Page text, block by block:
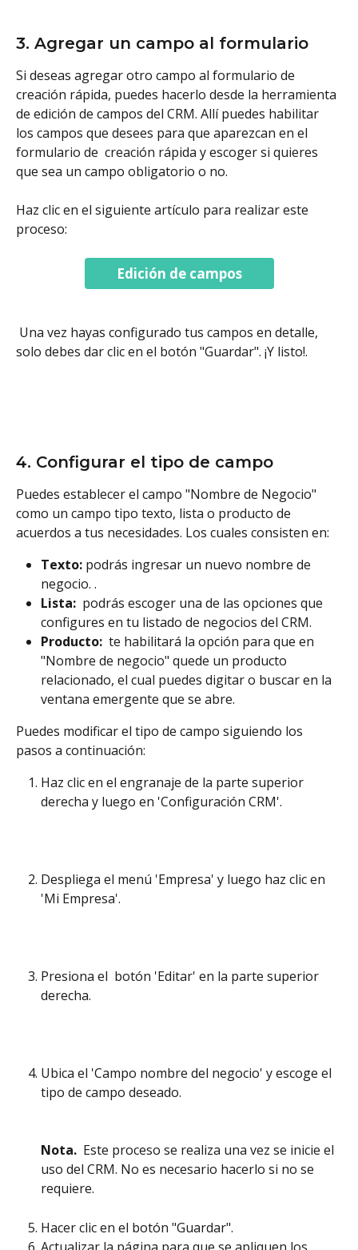
3. Agregar un campo al formulario
Si deseas agregar otro campo al formulario de
creación rápida, puedes hacerlo desde la herramienta
de edición de campos del CRM. Allí puedes habilitar
los campos que desees para que aparezcan en el
formulario de  creación rápida y escoger si quieres
que sea un campo obligatorio o no.
Haz clic en el siguiente artículo para realizar este
proceso:
Edición de campos
solo debes dar clic en el botón "Guardar". ¡Y listo!.
4. Configurar el tipo de campo
Puedes establecer el campo "Nombre de Negocio"
como un campo tipo texto, lista o producto de
acuerdos a tus necesidades. Los cuales consisten en:
Texto: podrás ingresar un nuevo nombre de
negocio. .
Lista:
  podrás escoger una de las opciones que
configures en tu listado de negocios del CRM.
Producto: te habilitará la opción para que en
"Nombre de negocio" quede un producto
relacionado, el cual puedes digitar o buscar en la
ventana emergente que se abre.
Puedes modificar el tipo de campo siguiendo los
pasos a continuación:
Haz clic en el engranaje de la parte superior
derecha y luego en 'Configuración CRM'.
Despliega el menú 'Empresa' y luego haz clic en
'Mi Empresa'.
Presiona el  botón 'Editar' en la parte superior
derecha.
Ubica el 'Campo nombre del negocio' y escoge el
tipo de campo deseado.
Nota.
  Este proceso se realiza una vez se inicie el
uso del CRM. No es necesario hacerlo si no se
requiere.
Hacer clic en el botón "Guardar".